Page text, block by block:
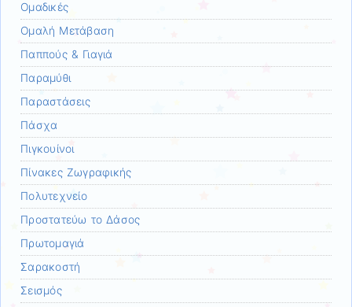
Ομαδικές
Ομαλή Μετάβαση
Παππούς & Γιαγιά
Παραμύθι
Παραστάσεις
Πάσχα
Πιγκουίνοι
Πίνακες Ζωγραφικής
Πολυτεχνείο
Προστατεύω το Δάσος
Πρωτομαγιά
Σαρακοστή
Σεισμός